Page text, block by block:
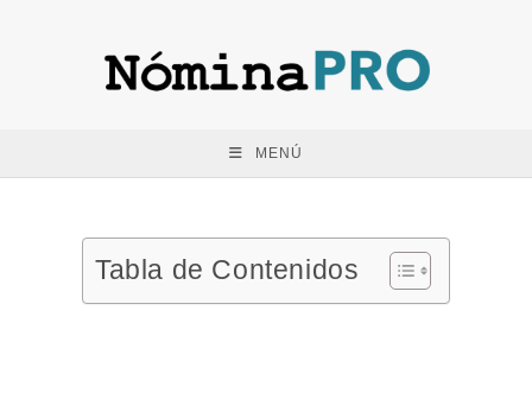
MENÚ
Tabla de Contenidos